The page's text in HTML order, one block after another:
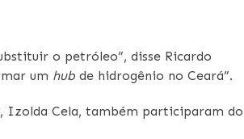
o petróleo”, disse Ricardo
um hub de hidrogênio no Ceará”.
Izolda Cela, também participaram do